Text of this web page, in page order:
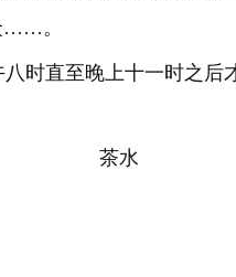
……。
时直至晚上十一时之后
茶水